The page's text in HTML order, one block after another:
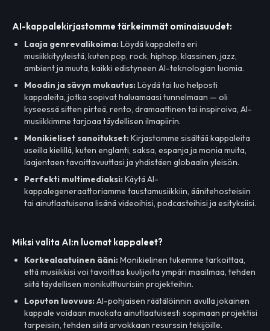
AI-kappalekirjastomme tärkeimmät ominaisuudet:
Laaja genrevalikoima:Löydä kappaleita eri
musiikkityyleistä, kuten pop, rock, hiphop, klassinen, jazz,
ambient ja muuta, kaikki edistyneen AI-teknologian luomia.
Moodin ja sävyn mukautus:Löydä tai luo helposti
kappaleita, jotka sopivat haluamaasi tunnelmaan — oli
kyseessä sitten pirteä, rento, dramaattinen tai inspiroiva, AI-
musiikkimme tarjoaa täydellisen ilmapiirin.
Monikieliset sanoitukset:Kirjastomme sisältää kappaleita
useilla kielillä, kuten englanti, saksa, espanja ja monia muita,
laajentaen tavoittavuuttasi ja yhdistäen globaalin yleisön.
Perfekti multimediaksi:Käytä AI-
kappalegeneraattoriamme taustamusiikkiin, äänitehosteisiin
tai ainutlaatuisena lisänä videoihisi, podcasteihisi ja esityksiisi.
Miksi valita AI:n luomat kappaleet?
Korkealaatuinen ääni:Monikielinen tukemme tarkoittaa,
että musiikkisi voi tavoittaa kuulijoita ympäri maailmaa, tehden
siitä täydellisen monikulttuurisiin projekteihin.
Loputon luovuus:AI-pohjaisen räätälöinnin avulla jokainen
kappale voidaan muokata ainutlaatuisesti sopimaan projektisi
tarpeisiin, tehden siitä arvokkaan resurssin tekijöille.